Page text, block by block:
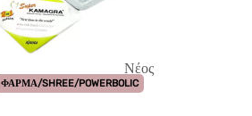
Νέος
ΦΑΡΜΑ/SHREE/POWERBOLIC